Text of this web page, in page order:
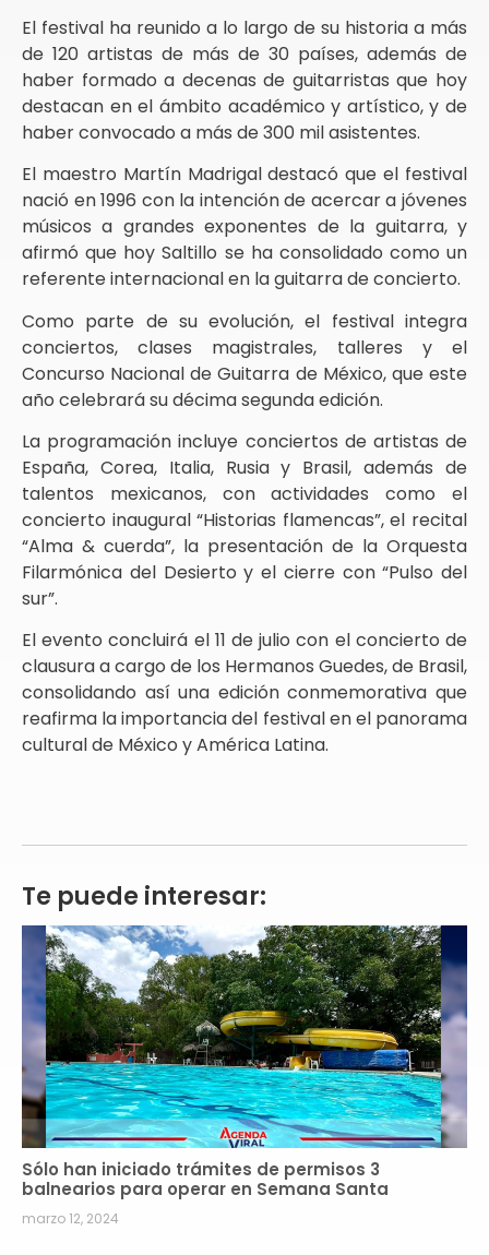
El festival ha reunido a lo largo de su historia a más
de 120 artistas de más de 30 países, además de
haber formado a decenas de guitarristas que hoy
destacan en el ámbito académico y artístico, y de
haber convocado a más de 300 mil asistentes.
El maestro Martín Madrigal destacó que el festival
nació en 1996 con la intención de acercar a jóvenes
músicos a grandes exponentes de la guitarra, y
afirmó que hoy Saltillo se ha consolidado como un
referente internacional en la guitarra de concierto.
Como parte de su evolución, el festival integra
conciertos, clases magistrales, talleres y el
Concurso Nacional de Guitarra de México, que este
año celebrará su décima segunda edición.
La programación incluye conciertos de artistas de
España, Corea, Italia, Rusia y Brasil, además de
talentos mexicanos, con actividades como el
concierto inaugural “Historias flamencas”, el recital
“Alma & cuerda”, la presentación de la Orquesta
Filarmónica del Desierto y el cierre con “Pulso del
sur”.
El evento concluirá el 11 de julio con el concierto de
clausura a cargo de los Hermanos Guedes, de Brasil,
consolidando así una edición conmemorativa que
reafirma la importancia del festival en el panorama
cultural de México y América Latina.
Te puede interesar:
Sólo han iniciado trámites de permisos 3
balnearios para operar en Semana Santa
marzo 12, 2024